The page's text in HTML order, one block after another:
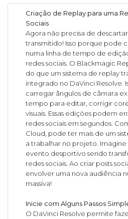
Criação de Replay para uma
Sociais
Agora não precisa de
transmitido! Isso porque pode
numa linha de tempo de
redes sociais. O Blackmagic
do que um sistema de replay
integrado no DaVinci Resolve.
carregar ângulos de câmara
tempo para editar, corrigir
visuais. Essas edições podem
redes sociais em segundos.
Cloud, pode ter mais de um
a trabalhar no projeto.
evento desportivo sendo
redes sociais. Ao criar posts
envolver uma nova audiência
massiva!
Inicie com Alguns Passos
O DaVinci Resolve permite